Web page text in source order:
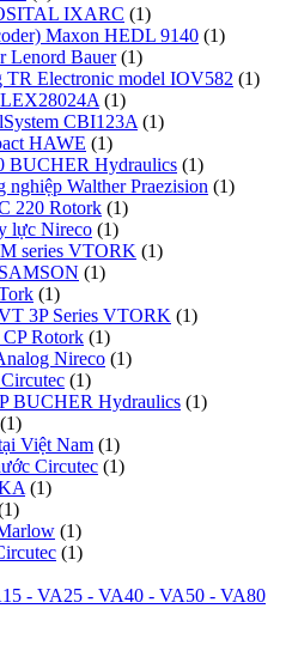
IXARC (1)
Maxon HEDL 9140 (1)
Lenord Bauer (1)
TR Electronic model IOV582 (1)
(1)
CBI123A (1)
HAWE (1)
BUCHER Hydraulics (1)
Walther Praezision (1)
220 Rotork (1)
lực Nireco (1)
series VTORK (1)
(1)
(1)
3P Series VTORK (1)
Rotork (1)
Nireco (1)
(1)
BUCHER Hydraulics (1)
(1)
Việt Nam (1)
Circutec (1)
(1)
(1)
(1)
- VA25 - VA40 - VA50 - VA80